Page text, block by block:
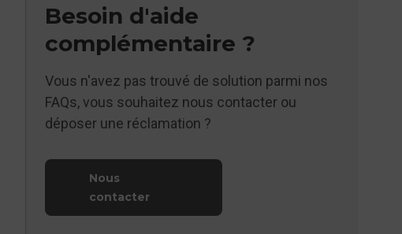
Besoin d'aide
complémentaire ?
Vous n'avez pas trouvé de solution parmi nos
FAQs, vous souhaitez nous contacter ou
déposer une réclamation ?
Nous
contacter